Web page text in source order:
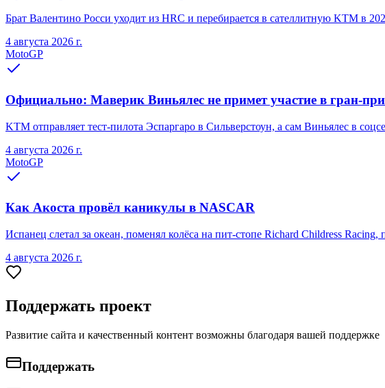
Брат Валентино Росси уходит из HRC и перебирается в сателлитную KTM в
4 августа 2026 г.
MotoGP
Официально: Маверик Виньялес не примет участие в гран-
KTM отправляет тест-пилота Эспаргаро в Сильверстоун, а сам Виньялес в
4 августа 2026 г.
MotoGP
Как Акоста провёл каникулы в NASCAR
Испанец слетал за океан, поменял колёса на пит-стопе Richard Childress
4 августа 2026 г.
Поддержать проект
Развитие сайта и качественный контент возможны благодаря вашей поддержке
Поддержать